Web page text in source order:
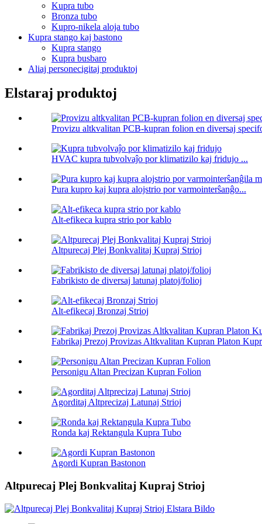
Kupra tubo
Bronza tubo
Kupro-nikela aloja tubo
Kupra stango kaj bastono
Kupra stango
Kupra busbaro
Aliaj personecigitaj produktoj
Elstaraj produktoj
Provizu altkvalitan PCB-kupran folion en diversaj
HVAC kupra tubvolvaĵo por klimatizilo kaj fridujo ...
Pura kupro kaj kupra alojstrio por varmointerŝanĝo...
Alt-efikeca kupra strio por kablo
Altpurecaj Plej Bonkvalitaj Kupraj Strioj
Fabrikisto de diversaj latunaj platoj/folioj
Alt-efikecaj Bronzaj Strioj
Fabrikaj Prezoj Provizas Altkvalitan Kupran Platon
Personigu Altan Precizan Kupran Folion
Agorditaj Altprecizaj Latunaj Strioj
Ronda kaj Rektangula Kupra Tubo
Agordi Kupran Bastonon
Altpurecaj Plej Bonkvalitaj Kupraj Strioj